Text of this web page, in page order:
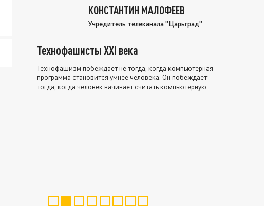
КОНСТАНТИН МАЛОФЕЕВ
Учредитель телеканала "Царьград"
Технофашисты XXI века
Технофашизм побеждает не тогда, когда компьютерная
программа становится умнее человека. Он побеждает
тогда, когда человек начинает считать компьютерную